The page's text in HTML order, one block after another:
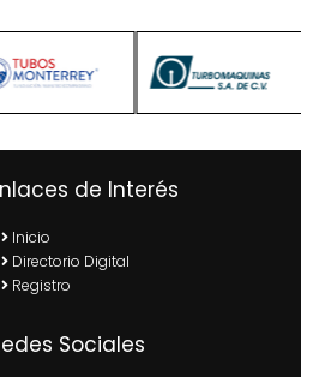
de Interés
Inicio
Directorio Digital
Registro
Sociales